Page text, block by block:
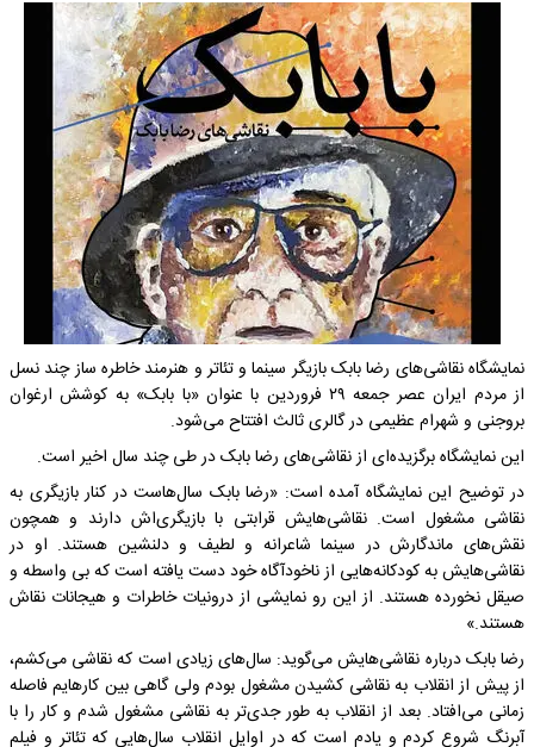
نمایشگاه نقاشی‌های رضا بابک بازیگر سینما و تئاتر و هنرمند خاطره ساز چند نسل
از مردم ایران عصر جمعه ۲۹ فروردین با عنوان «با بابک» به کوشش ارغوان
بروجنی و شهرام عظیمی در گالری ثالث افتتاح می‌شود.
این نمایشگاه برگزیده‌ای از نقاشی‌های رضا بابک در طی چند سال اخیر است.
در توضیح این نمایشگاه آمده است: «رضا بابک سال‌هاست در کنار بازیگری به
نقاشی مشغول است. نقاشی‌هایش قرابتی با بازیگری‌اش دارند و همچون
نقش‌های ماندگارش در سینما شاعرانه و لطیف و دلنشین هستند. او در
نقاشی‌هایش به کودکانه‌هایی از ناخودآگاه خود دست یافته است که بی واسطه و
صیقل نخورده هستند. از این رو نمایشی از درونیات خاطرات و هیجانات نقاش
هستند.»
رضا بابک درباره نقاشی‌هایش می‌گوید: سال‌های زیادی است که نقاشی می‌کشم،
از پیش از انقلاب به نقاشی کشیدن مشغول بودم ولی گاهی بین کارهایم فاصله
زمانی می‌افتاد. بعد از انقلاب به طور جدی‌تر به نقاشی مشغول شدم و کار را با
آبرنگ شروع کردم و یادم است که در اوایل انقلاب سال‌هایی که تئاتر و فیلم